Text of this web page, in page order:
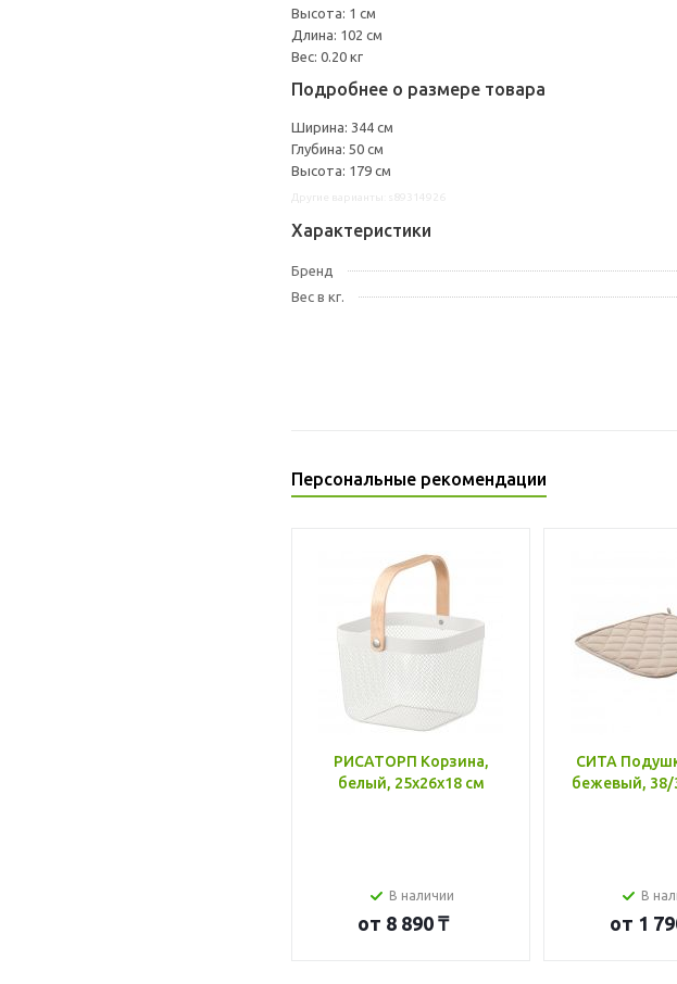
Высота: 1 см
Длина: 102 см
Вес: 0.20 кг
Подробнее о размере товара
Ширина: 344 см
Глубина: 50 см
Высота: 179 см
Характеристики
Бренд
Вес в кг.
Персональные рекомендации
РИСАТОРП Корзина,
белый, 25x26x18 см
В наличии
от 8 890 ₸
СИТА
бежевый, 38/
В
от 1